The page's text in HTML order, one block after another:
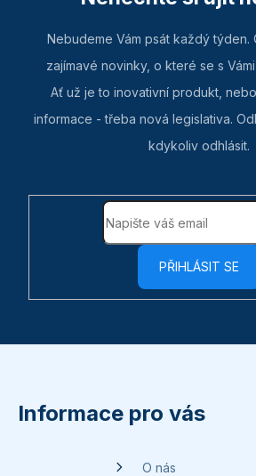
Nebudeme Vám psát každý týden.
zajímavé novinky, o které se s
Ať už je to inovativní produkt,
informace - třeba nová legislativa.
kdykoliv odhlásit.
PŘIHLÁSIT SE
Informace pro vás
O nás